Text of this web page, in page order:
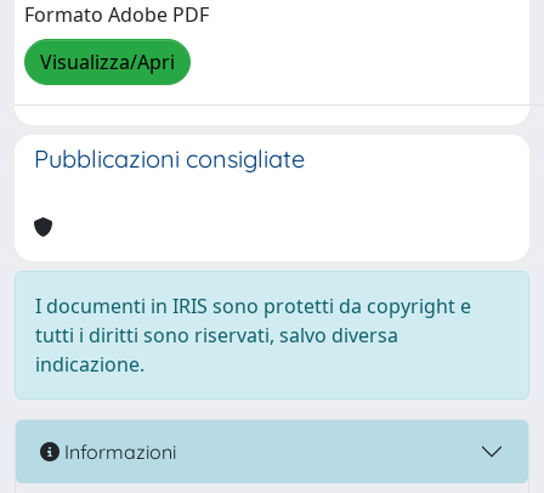
Formato Adobe PDF
Visualizza/Apri
Pubblicazioni consigliate
I documenti in IRIS sono protetti da copyright e
tutti i diritti sono riservati, salvo diversa
indicazione.
Informazioni